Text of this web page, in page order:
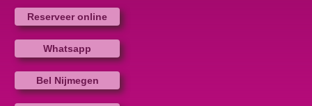
Reserveer online
Whatsapp
Bel Nijmegen